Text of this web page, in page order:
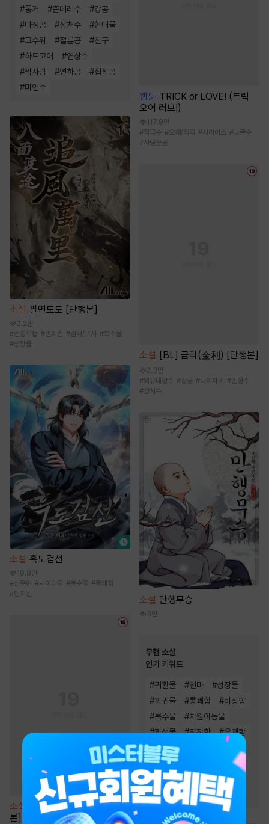
#동거 #츤데레수 #강공
#다정공 #상처수 #현대물
#고수위 #절륜공 #친구
#하드코어 #연상수
#짝사랑 #연하공 #집착공
#미인수
소설 팔면도도 [단행본]
2.2만
#전통무협 #먼치킨 #검객/무사 #복수물
#성장물
소설 흑도검선
19.8만
#신무협 #사이다물 #복수물 #통쾌함
#먼치킨
소설
[BL] 작업의 정석 [단행
본]
웹툰 TRICK or LOVE! (트릭
오어 러브!)
117.9만
#적극수 #오해/착각 #시리어스 #능글수
#사랑꾼공
소설 [BL] 금리(金利) [단행본]
2.3만
#외유내강수 #강공 #나이차이 #순정수
#상처수
소설 만행무승
3만
무협 소설
인기 키워드
#귀환물 #천마 #성장물
#회귀물 #통쾌함 #비장함
#복수물 #차원이동물
#환생물 #잔잔함 #유쾌함
#천하제일인
#마교 #
# 먼치킨 #
검객/무사
#빙의물 사이다물